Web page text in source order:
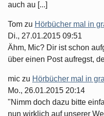
auch au [...]
Tom zu Hörbücher mal in
Di., 27.01.2015 09:51
Ähm, Mic? Dir ist schon
über einen Post aufregst,
mic zu Hörbücher mal in
Mo., 26.01.2015 20:14
"Nimm doch dazu bitte
nun wirklich auf unserer